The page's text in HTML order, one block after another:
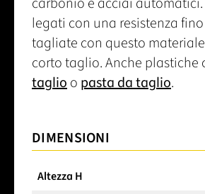
legati con una resistenza
tagliate con questo
corto taglio. Anche plastiche
taglioo pasta da taglio.
DIMENSIONI
Altezza H